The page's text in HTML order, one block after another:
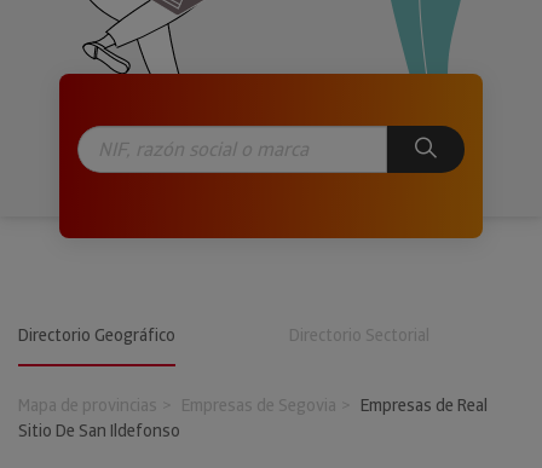
Directorio Geográfico Directorio Sectorial
Mapa de provincias Empresas de Segovia
Empresas de Real
Sitio De San Ildefonso